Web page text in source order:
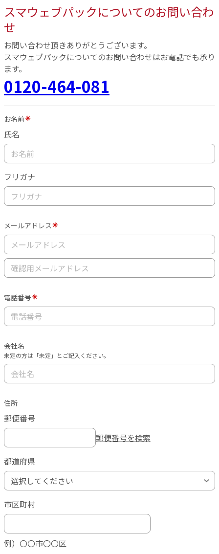
スマウェブパックについてのお問い合わ
せ
お問い合わせ頂きありがとうございます。
スマウェブパックについてのお問い合わせはお電話でも承り
ます。
0120-464-081
お名前
氏名
フリガナ
メールアドレス
電話番号
会社名
未定の方は「未定」とご記入ください。
住所
郵便番号
郵便番号を検索
都道府県
市区町村
例）〇〇市〇〇区